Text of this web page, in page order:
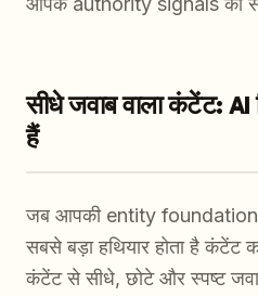
सीधे जवाब वाला कंटेंट:
हैं
जब आपकी entity foundation
सबसे बड़ा हथियार होता है कंटेंट
कंटेंट से सीधे, छोटे और स्पष्ट